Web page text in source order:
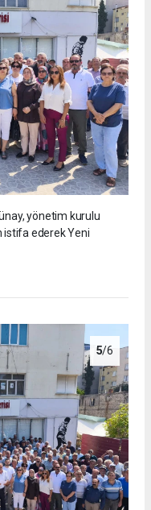
yönetim kurulu
istifa ederek Yeni
5/6